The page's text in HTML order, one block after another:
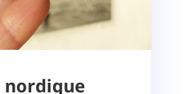
nordique